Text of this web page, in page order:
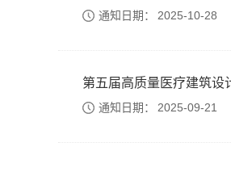
通知日期： 2025-10-28
第五届高质量医疗建筑设
通知日期： 2025-09-21